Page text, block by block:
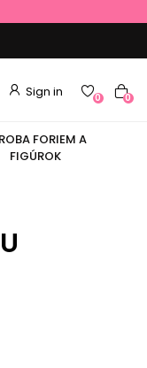
Sign in 0 0
FORIEM A
FIGÚROK